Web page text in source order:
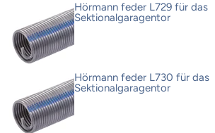
Hörmann feder L729 für das
Sektionalgaragentor
Hörmann feder L730 für das
Sektionalgaragentor